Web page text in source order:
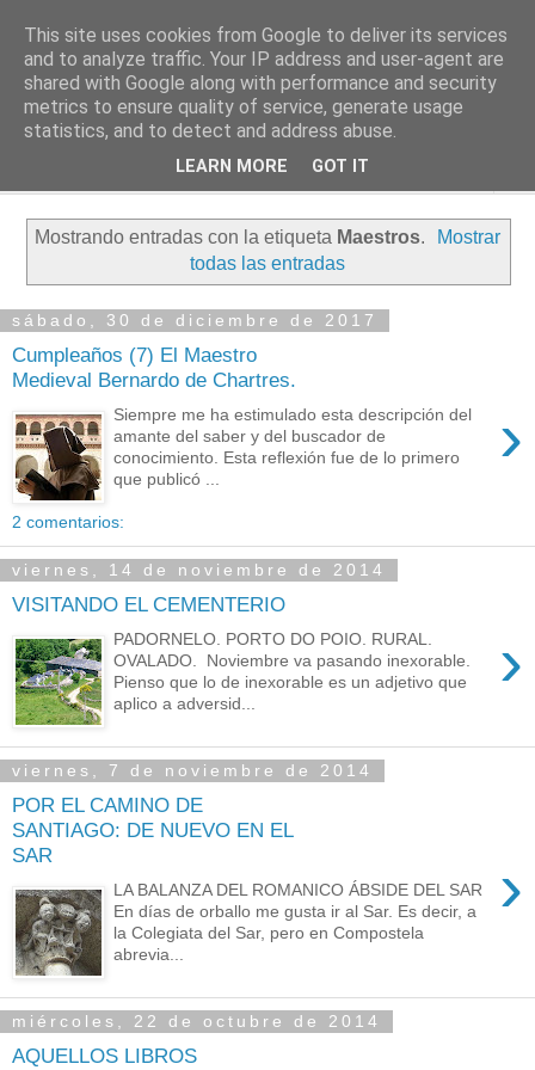
PASEANTE SILENCIOSO
Blog personal de Emilio Valadé del Río
Mostrando entradas con la etiqueta Maestros.
Mostrar
todas las entradas
sábado, 30 de diciembre de 2017
Cumpleaños (7) El Maestro
Medieval Bernardo de Chartres.
›
Siempre me ha estimulado esta descripción del
amante del saber y del buscador de
conocimiento. Esta reflexión fue de lo primero
que publicó ...
2 comentarios:
viernes, 14 de noviembre de 2014
VISITANDO EL CEMENTERIO
›
PADORNELO. PORTO DO POIO. RURAL.
OVALADO. Noviembre va pasando inexorable.
Pienso que lo de inexorable es un adjetivo que
aplico a adversid...
viernes, 7 de noviembre de 2014
POR EL CAMINO DE
SANTIAGO: DE NUEVO EN EL
SAR
›
LA BALANZA DEL ROMANICO ÁBSIDE DEL SAR
En días de orballo me gusta ir al Sar. Es decir, a
la Colegiata del Sar, pero en Compostela
abrevia...
miércoles, 22 de octubre de 2014
AQUELLOS LIBROS
This site uses cookies from Google to deliver its services
and to analyze traffic. Your IP address and user-agent are
shared with Google along with performance and security
metrics to ensure quality of service, generate usage
statistics, and to detect and address abuse.
LEARN MORE GOT IT